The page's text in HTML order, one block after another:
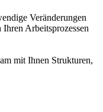
Veränderungen
Arbeitsprozessen
mit Ihnen Strukturen,